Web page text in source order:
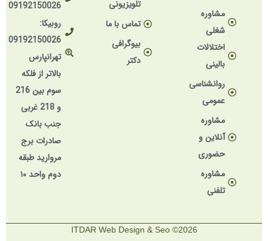
مشاوره
شغلی
اختلالات
بالینی
روانشناسی
عمومی
مشاوره
آنلاین و
حضوری
مشاوره
تلفنی
تلویزیونی
تماس با ما
بیوگرافی
دکتر
09192150026
روبیکا:
09192150026
تهرانپارس
بالاتر از فلکه
سوم بین 216
و 218 غربی
جنب بانک
صادرات برج
مروارید طبقه
دوم واحد ۱۰